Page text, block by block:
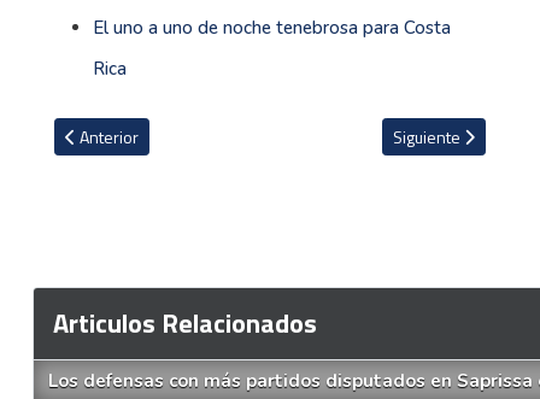
El uno a uno de noche tenebrosa para Costa
Rica
Artículo anterior: Jeaustin Campos fue claro al decir lo que haría
Anterior Artículo siguiente:
Siguiente
Articulos Relacionados
Los defensas con más partidos disputados en